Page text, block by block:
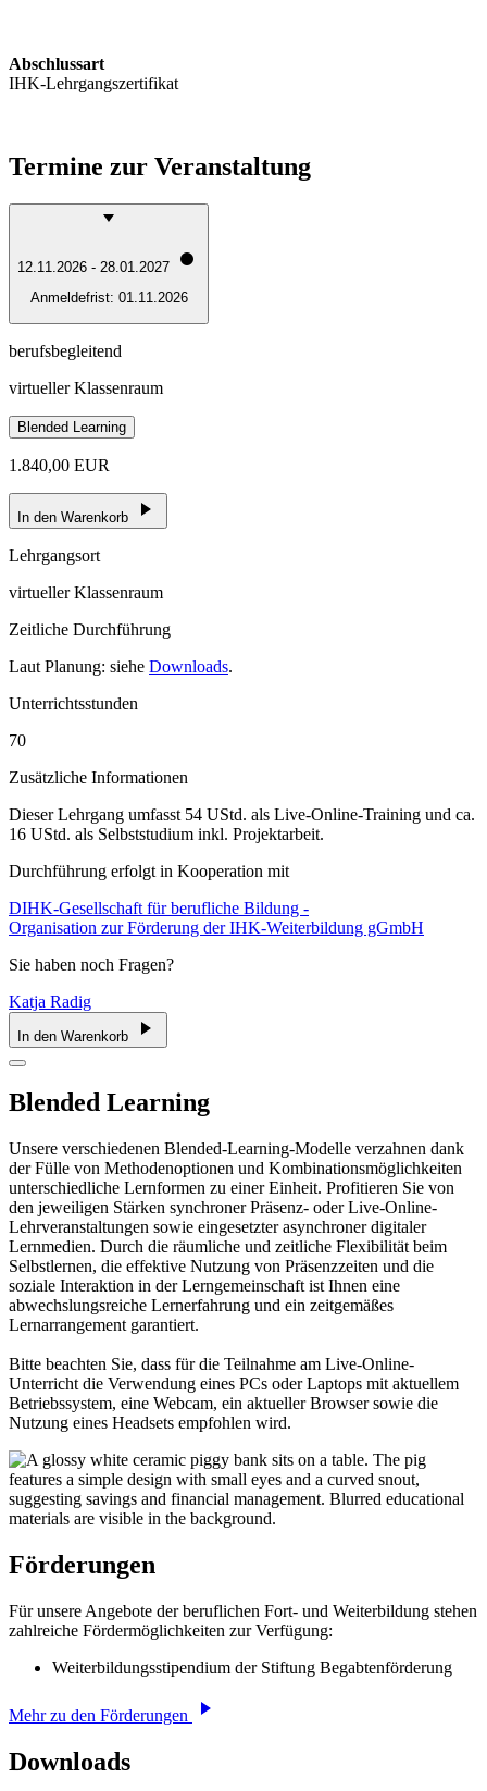
Abschlussart
IHK-Lehrgangszertifikat
Termine zur Veranstaltung
12.11.2026 - 28.01.2027
Anmeldefrist: 01.11.2026
berufsbegleitend
virtueller Klassenraum
Blended Learning
1.840,00 EUR
In den Warenkorb
Lehrgangsort
virtueller Klassenraum
Zeitliche Durchführung
Laut Planung: siehe Downloads.
Unterrichtsstunden
70
Zusätzliche Informationen
Dieser Lehrgang umfasst 54 UStd. als Live-Online-Training und ca.
16 UStd. als Selbststudium inkl. Projektarbeit.
Durchführung erfolgt in Kooperation mit
DIHK-Gesellschaft für berufliche Bildung -
Organisation zur Förderung der IHK-Weiterbildung gGmbH
Sie haben noch Fragen?
Katja Radig
In den Warenkorb
Blended Learning
Unsere verschiedenen Blended-Learning-Modelle verzahnen dank
der Fülle von Methodenoptionen und Kombinationsmöglichkeiten
unterschiedliche Lernformen zu einer Einheit. Profitieren Sie von
den jeweiligen Stärken synchroner Präsenz- oder Live-Online-
Lehrveranstaltungen sowie eingesetzter asynchroner digitaler
Lernmedien. Durch die räumliche und zeitliche Flexibilität beim
Selbstlernen, die effektive Nutzung von Präsenzzeiten und die
soziale Interaktion in der Lerngemeinschaft ist Ihnen eine
abwechslungsreiche Lernerfahrung und ein zeitgemäßes
Lernarrangement garantiert.
Bitte beachten Sie, dass für die Teilnahme am Live-Online-
Unterricht die Verwendung eines PCs oder Laptops mit aktuellem
Betriebssystem, eine Webcam, ein aktueller Browser sowie die
Nutzung eines Headsets empfohlen wird.
Förderungen
Für unsere Angebote der beruflichen Fort- und Weiterbildung stehen
zahlreiche Fördermöglichkeiten zur Verfügung:
Weiterbildungsstipendium der Stiftung Begabtenförderung
Mehr zu den Förderungen
Downloads